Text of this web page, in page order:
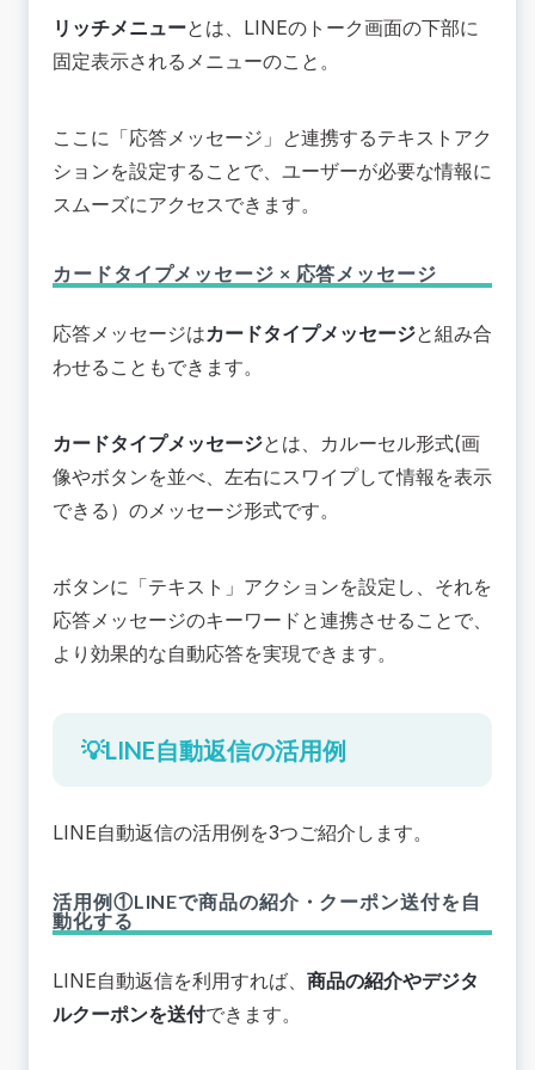
リッチメニューとは、LINEのトーク画面の下部に
固定表示されるメニューのこと。
ここに「応答メッセージ」 と連携するテキストアク
ションを設定することで、ユーザーが必要な情報に
スムーズにアクセスできます。
カードタイプメッセージ × 応答メッセージ
応答メッセージはカードタイプメッセージと組み合
わせることもできます。
カードタイプメッセージとは、カルーセル形式(画
像やボタンを並べ、左右にスワイプして情報を表示
できる）のメッセージ形式です。
ボタンに「テキスト」アクションを設定し、それを
応答メッセージのキーワードと連携させることで、
より効果的な自動応答を実現できます。
💡LINE自動返信の活用例
LINE自動返信の活用例を3つご紹介します。
活用例①LINEで商品の紹介・クーポン送付を自
動化する
LINE自動返信を利用すれば、 商品の紹介やデジタ
ルクーポンを送付できます。